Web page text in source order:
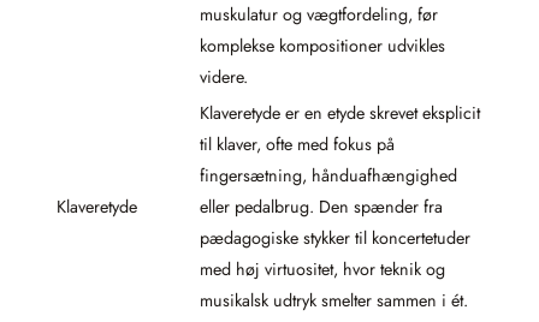
muskulatur og vægtfordeling, før
komplekse kompositioner udvikles
videre.
Klaveretyde
Klaveretyde er en etyde skrevet eksplicit
til klaver, ofte med fokus på
fingersætning, hånduafhængighed
eller pedalbrug. Den spænder fra
pædagogiske stykker til koncertetuder
med høj virtuositet, hvor teknik og
musikalsk udtryk smelter sammen i ét.